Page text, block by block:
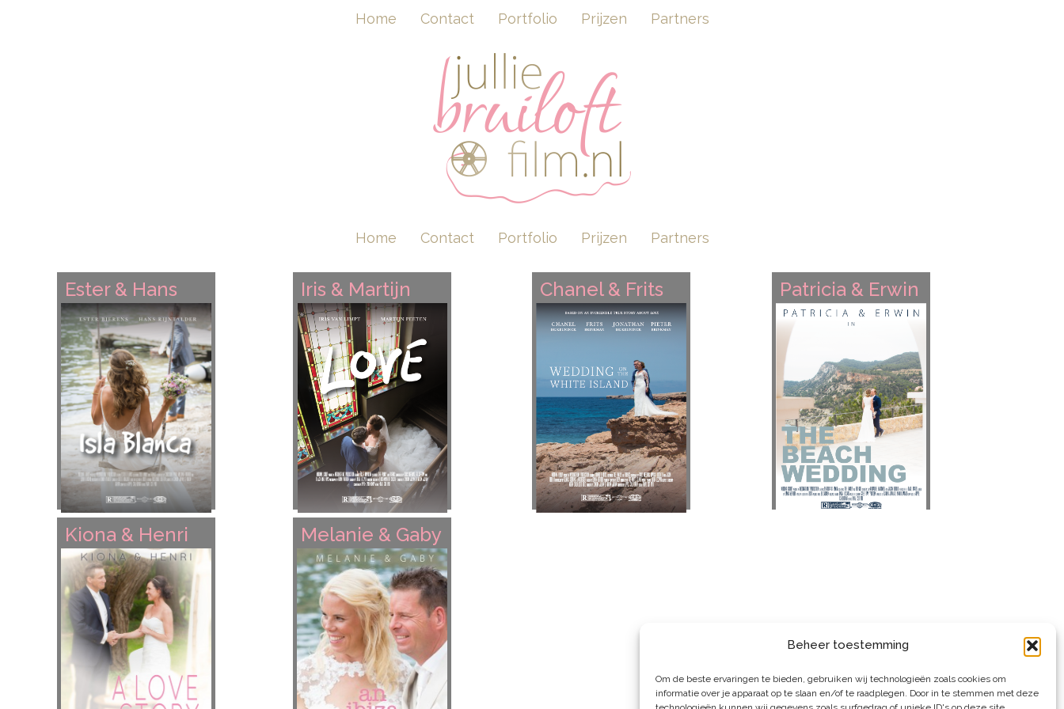
Beheer toestemming
Om de beste ervaringen te bieden, gebruiken wij technologieën zoals cookies om
informatie over je apparaat op te slaan en/of te raadplegen. Door in te stemmen met deze
Home Contact Portfolio Prijzen Partners
Home Contact Portfolio Prijzen Partners
Ester & Hans Iris & Martijn Chanel & Frits Patricia & Erwin
Kiona & Henri Melanie & Gaby